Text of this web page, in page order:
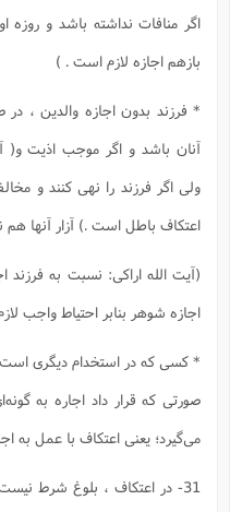
اگر منافات نداشته باشد و روزه
بازهم اجازه لازم است . )
* فرزند بدون اجازه والدین ،
آنان باشد و اگر موجب اذیت و(
ولى اگر فرزند را نهى کنند و
اعتکاف باطل است .) آزار آنها هم
(آیت الله اراکى: نسبت به
اجازه شوهر بنابر احتیاط واجب
* کسى که در استخدام دیگرى است ؛
صورتى که قرار داد اجاره به
مى‌گیرد؛ یعنى اعتکاف با عمل به
31- در اعتکاف ، بلوغ شرط